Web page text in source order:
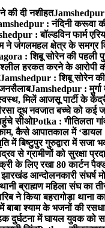
की दी नशीहतJamshedpur
: नंदिनी करूवा
: बॉल्डविन फार्म
जंगलमहल क्षेत्र के समग्र
: शिबू सोरेन की पहली
हरकत करने के आरोपी
Jamshedpur : शिबू सोरेन
जनसैलाबJamshedpur : मुर्गा
मिलें आजसू पार्टी के
दूध नवजात बच्चे को कई
सीओPotka : गीतिलता
कैसे आपातकाल में ‘डायल
में बिष्टुपुर गुरुद्वारा में सजा
से ग्रामीणों को सुरक्षा
के लिए रखा 80 कार्टन पैक्ड
आन्दोलनकारी संघर्ष
ब्राह्मण महिला संघ का
ने किया बहरागोड़ा थाना
बाबा श्याम के भजनों की
दुर्घटना में घायल युवक को